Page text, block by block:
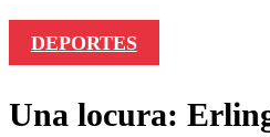
DEPORTES
Una locura: